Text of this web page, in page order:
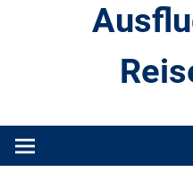
Produkttests und